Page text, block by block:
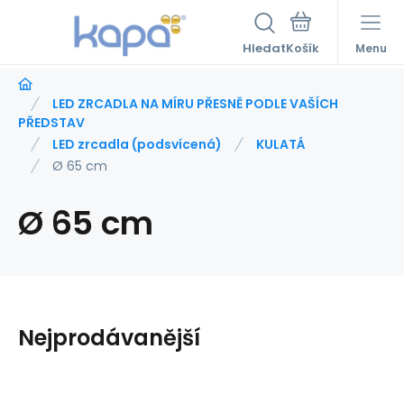
Hledat Menu
LED ZRCADLA NA MÍRU PŘESNĚ PODLE VAŠÍCH
PŘEDSTAV
LED zrcadla (podsvícená)
KULATÁ
Ø 65 cm
Ø 65 cm
Nejprodávanější